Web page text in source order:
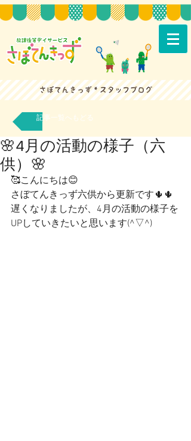
記事一覧へもどる
🌸4月の活動の様子（六
供）🌸
🥰こんにちは😊
さぼてんきっず六供から更新です🌵🌵
遅くなりましたが、4月の活動の様子を
UPしていきたいと思います(^▽^)